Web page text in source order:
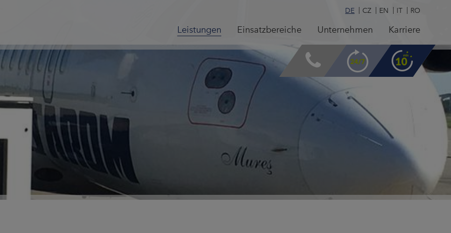
Leistungen Einsatzbereiche Unternehmen Karriere
DE CZ EN IT RO